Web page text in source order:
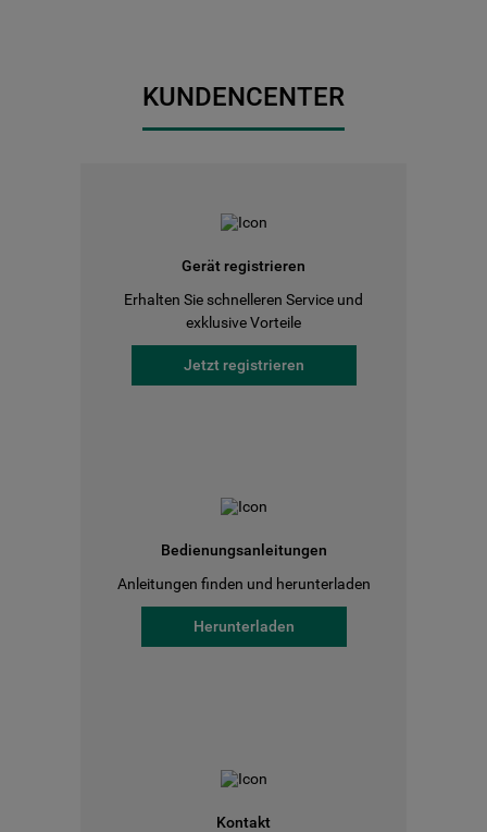
KUNDENCENTER
Gerät registrieren
Erhalten Sie schnelleren Service und
exklusive Vorteile
Jetzt registrieren
Bedienungsanleitungen
Anleitungen finden und herunterladen
Herunterladen
Kontakt